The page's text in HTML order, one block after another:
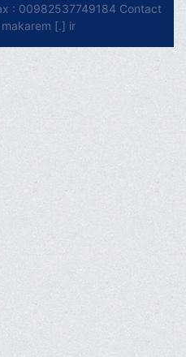
: 00982537749184 Contact
[.] ir